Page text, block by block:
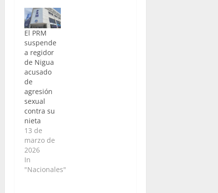
El PRM
suspende
a regidor
de Nigua
acusado
de
agresión
sexual
contra su
nieta
13 de
marzo de
2026
In
"Nacionales"